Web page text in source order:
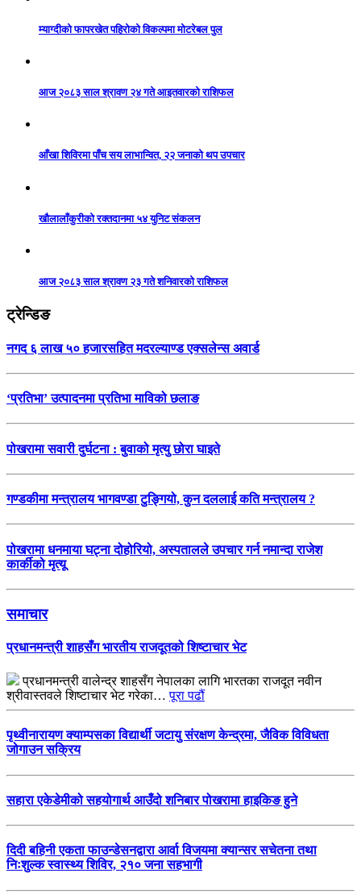
म्याग्दीको फापरखेत पहिरोको विकल्पमा मोटरेबल पुल
आज २०८३ साल श्रावण २४ गते आइतवारको राशिफल
आँखा शिविरमा पाँच सय लाभान्वित, २२ जनाको थप उपचार
खौलालाँकुरीको रक्तदानमा ५४ युनिट संकलन
आज २०८३ साल श्रावण २३ गते शनिवारको राशिफल
ट्रेन्डिङ
नगद ६ लाख ५० हजारसहित मदरल्याण्ड एक्सलेन्स अवार्ड
‘प्रतिभा’ उत्पादनमा प्रतिभा माविको छलाङ
पोखरामा सवारी दुर्घटना : बुवाको मृत्यु छोरा घाइते
गण्डकीमा मन्त्रालय भागवण्डा टुङ्गियो, कुन दललाई कति मन्त्रालय ?
पोखरामा धनमाया घट्ना दोहोरियो, अस्पतालले उपचार गर्न नमान्दा राजेश
कार्कीको मृत्यू
समाचार
प्रधानमन्त्री शाहसँग भारतीय राजदूतको शिष्टाचार भेट
प्रधानमन्त्री वालेन्द्र शाहसँग नेपालका लागि भारतका राजदूत नवीन
श्रीवास्तवले शिष्टाचार भेट गरेका…पूरा पढौं
पृथ्वीनारायण क्याम्पसका विद्यार्थी जटायु संरक्षण केन्द्रमा, जैविक विविधता
जोगाउन सक्रिय
सहारा एकेडेमीको सहयोगार्थ आउँदो शनिबार पोखरामा हाइकिङ हुने
दिदी बहिनी एकता फाउन्डेसनद्वारा आर्वा विजयमा क्यान्सर सचेतना तथा
निःशुल्क स्वास्थ्य शिविर, २१० जना सहभागी